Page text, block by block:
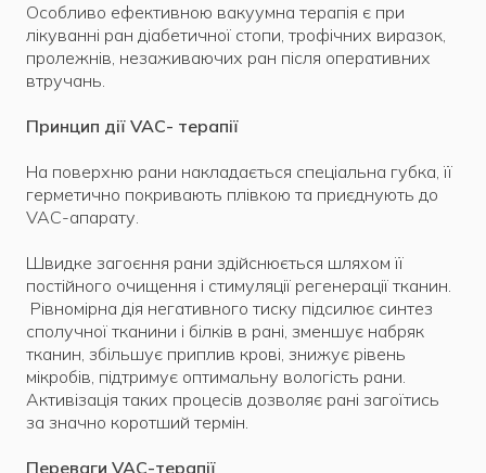
Особливо ефективною вакуумна терапія є при
лікуванні ран діабетичної стопи, трофічних виразок,
пролежнів, незаживаючих ран після оперативних
втручань.
Принцип дії VAC- терапії
На поверхню рани накладається спеціальна губка, її
герметично покривають плівкою та приєднують до
VAC-апарату.
Швидке загоєння рани здійснюється шляхом її
постійного очищення і стимуляції регенерації тканин.
Рівномірна дія негативного тиску підсилює синтез
сполучної тканини і білків в рані, зменшує набряк
тканин, збільшує приплив крові, знижує рівень
мікробів, підтримує оптимальну вологість рани.
Активізація таких процесів дозволяє рані загоїтись
за значно коротший термін.
Переваги VAC-терапії